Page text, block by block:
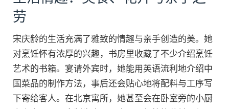
劳
宋庆龄的生活充满了雅致的情趣与亲手创造的美。她
对烹饪怀有浓厚的兴趣，书房里收藏了不少介绍烹饪
艺术的书箱。宴请外宾时，她能用英语流利地介绍中
国菜品的制作方法，事后还会贴心地将配料与工序写
下寄给客人。在北京寓所，她甚至会在卧室旁的小厨